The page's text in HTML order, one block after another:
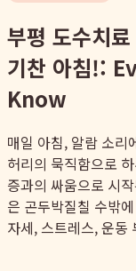
부평 도수치
기찬 아침!:
Know
매일 아침, 알람 소리
허리의 묵직함으로
증과의 싸움으로 시
은 곤두박질칠 수밖
자세, 스트레스, 운동